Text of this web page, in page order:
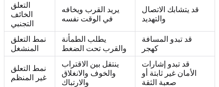
التعلق
الخائف
التجنبي
يريد القرب ويخافه
في الوقت نفسه
قد يتشابك الاتصال
والتهديد
نمط التعلق
المنشغل
يطلب الطمأنة
والقرب تحت الضغط
قد تبدو المسافة
كهجر
نمط التعلق
غير المنظم
ينتقل بين الاقتراب
والخوف والانغلاق
والارتباك
قد تبدو إشارات
الأمان غير ثابتة أو
صعبة الثقة